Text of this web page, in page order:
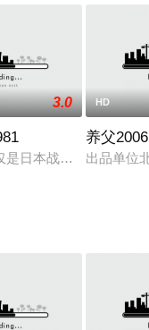
、李影、许莹英等主
3.0
是日本战国史上最大的
HD
养父2006
出品单位